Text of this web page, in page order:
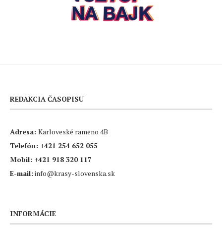
REDAKCIA ČASOPISU
Adresa: Karloveské rameno 4B
Telefón: +421 254 652 055
Mobil: +421 918 320 117
E-mail: info@krasy-slovenska.sk
INFORMÁCIE